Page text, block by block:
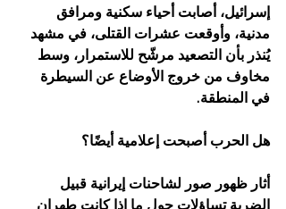
إسرائيل، أصابت أحياء سكنية ومرافق
مدنية، وأوقعت عشرات القتلى، في مشهد
يُنذر بأن التصعيد مرشّح للاستمرار، وسط
مخاوف من خروج الأوضاع عن السيطرة
في المنطقة.
هل الحرب أصبحت إعلامية أيضًا؟
أثار ظهور صور لشاحنات إيرانية قبيل
الضربة تساؤلات حول ما إذا كانت طهران